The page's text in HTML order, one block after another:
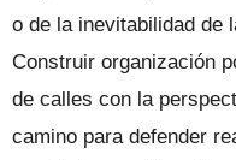
o de la inevitabilidad de
Construir organización
de calles con la
camino para defender